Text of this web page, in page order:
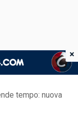
tempo: nuova
×